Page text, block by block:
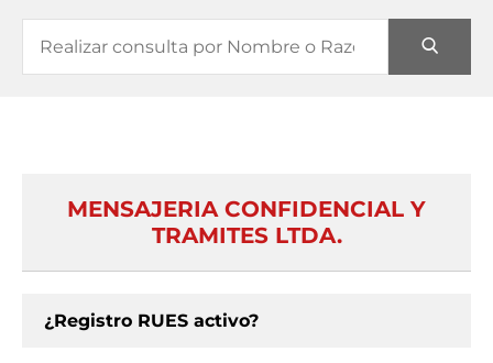
MENSAJERIA CONFIDENCIAL Y
TRAMITES LTDA.
¿Registro RUES activo?